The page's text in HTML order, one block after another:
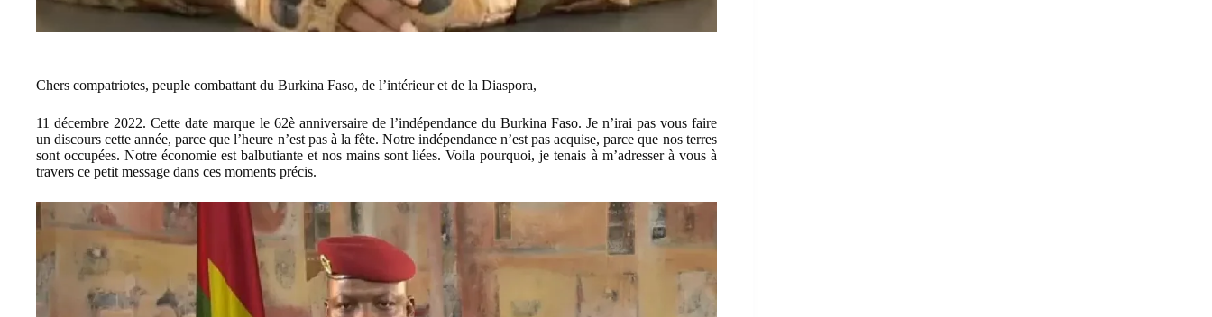
Chers compatriotes, peuple combattant du Burkina Faso, de l’intérieur et de la Diaspora,
11 décembre 2022. Cette date marque le 62è anniversaire de l’indépendance du Burkina Faso. Je n’irai pas vous faire
un discours cette année, parce que l’heure n’est pas à la fête. Notre indépendance n’est pas acquise, parce que nos terres
sont occupées. Notre économie est balbutiante et nos mains sont liées. Voila pourquoi, je tenais à m’adresser à vous à
travers ce petit message dans ces moments précis.